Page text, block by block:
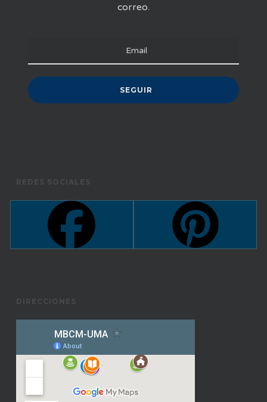
correo.
REDES SOCIALES
DIRECCIONES